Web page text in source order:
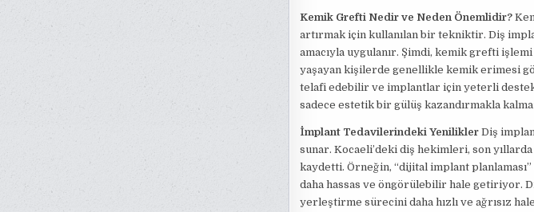
Kemik Grefti Nedir ve Neden Önemlidir?
artırmak için kullanılan bir tekniktir. Diş
amacıyla uygulanır. Şimdi, kemik grefti
yaşayan kişilerde genellikle kemik erimesi
telafi edebilir ve implantlar için yeterli
sadece estetik bir gülüş kazandırmakla
İmplant Tedavilerindeki YeniliklerDiş
sunar. Kocaeli’deki diş hekimleri, son
kaydetti. Örneğin, “dijital implant
daha hassas ve öngörülebilir hale getiriyor.
yerleştirme sürecini daha hızlı ve ağrısız